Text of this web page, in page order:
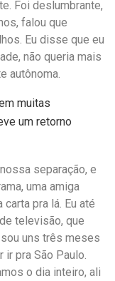
Foi deslumbrante,
falou que
Eu disse que eu
não queria mais
autônoma.
muitas
um retorno
separação, e
uma amiga
pra lá. Eu até
televisão, que
uns três meses
ir pra São Paulo.
o dia inteiro, ali